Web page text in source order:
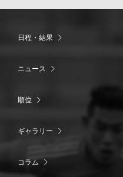
日程・結果
ニュース
順位
ギャラリー
コラム